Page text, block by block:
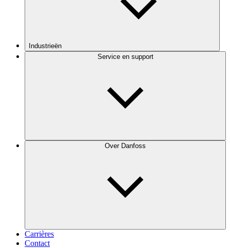
Industrieën
Service en support
Over Danfoss
Carrières
Contact